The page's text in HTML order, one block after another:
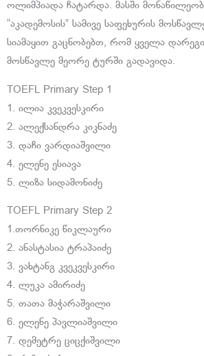
ოლიმპიადა ჩატარდა. მასში
“აკადემოსის” სამივე საფეხურის
სიამაყით გაცნობებთ, რომ ყველა
მოსწავლე მეორე ტურში გადავიდა.
TOEFL Primary Step 1
1. ილია კვეკვესკირი
2. ალექსანდრა კიკნაძე
3. დაჩი ვარდიაშვილი
4. ელენე ესიავა
5. ლიზა სიდამონიძე
TOEFL Primary Step 2
1.თორნიკე წიკლაური
2. ანასტასია ტრაპაიძე
3. ვახტანგ კვეკვესკირი
4. ლუკა ამირიძე
5. თათა მაჭარაშვილი
6. ელენე პავლიაშვილი
7. დემეტრე ციცქიშვილი